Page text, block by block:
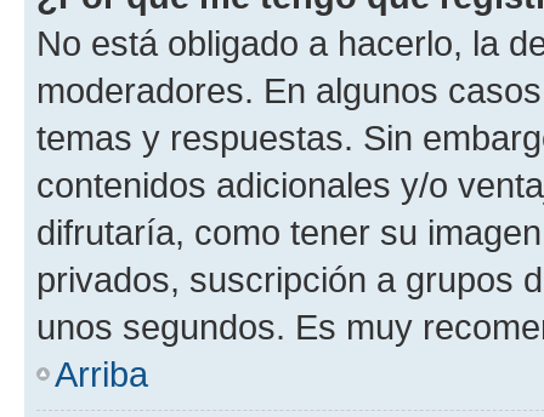
No está obligado a hacerlo, la
moderadores. En algunos
temas y respuestas. Sin
contenidos adicionales y/o
difrutaría, como tener su
privados, suscripción a grupos
unos segundos. Es muy
Arriba